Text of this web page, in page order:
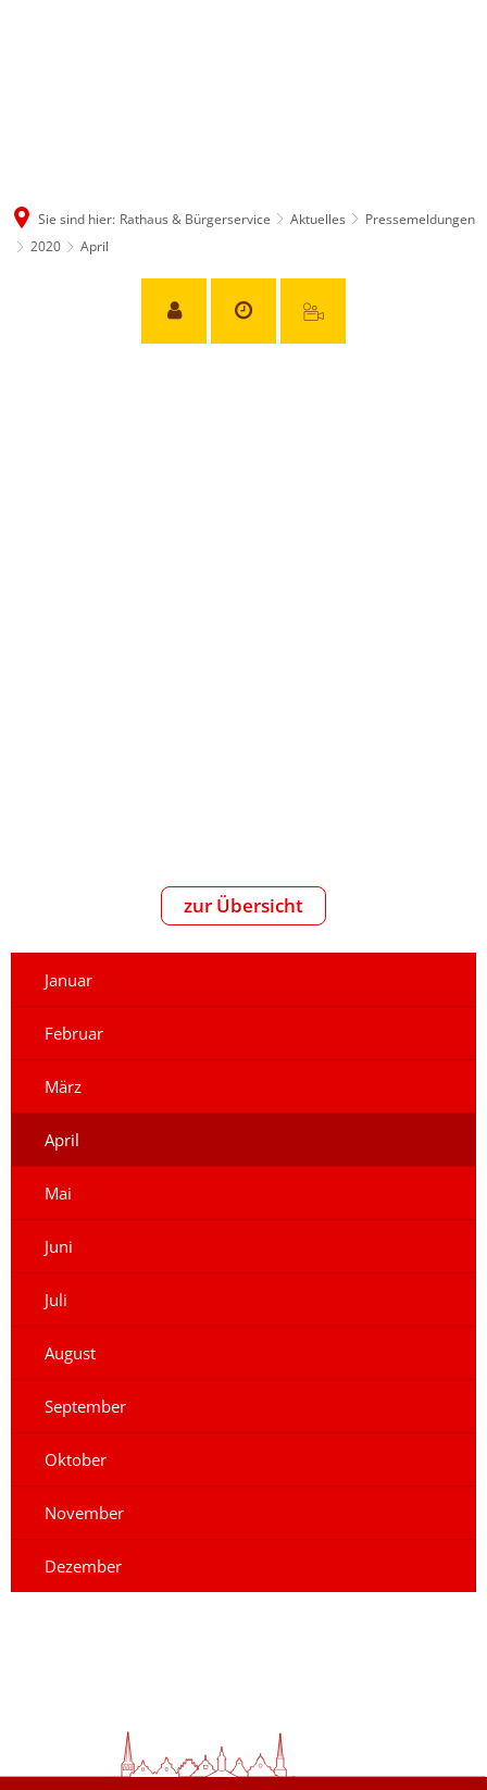
Sie sind hier: Rathaus & Bürgerservice Aktuelles
Pressemeldungen
2020
April
zur Übersicht
Januar
Februar
März
April
Mai
Juni
Juli
August
September
Oktober
November
Dezember